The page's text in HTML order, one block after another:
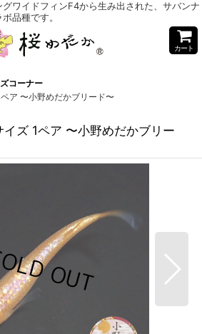
ワイドフィンF4から生み出された、サバンナ
品種です。
カート
コーナー
ア 〜小野めだかブリード〜
ズ 1ペア 〜小野めだかブリー